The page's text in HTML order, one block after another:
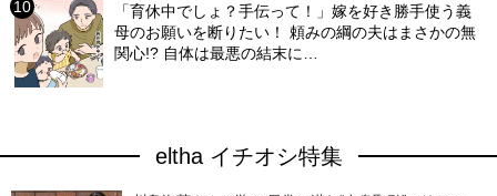
「育休中でしょ？手伝って！」嫁を好き勝手使う義
母のお願いを断りたい！ 頼みの綱の夫はまさかの無
関心!? 自体は最悪の結末に…
eltha イチオシ特集